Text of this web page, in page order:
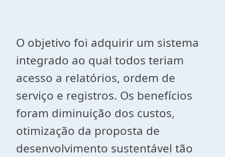
O objetivo foi adquirir um sistema
integrado ao qual todos teriam
acesso a relatórios, ordem de
serviço e registros. Os benefícios
foram diminuição dos custos,
otimização da proposta de
desenvolvimento sustentável tão